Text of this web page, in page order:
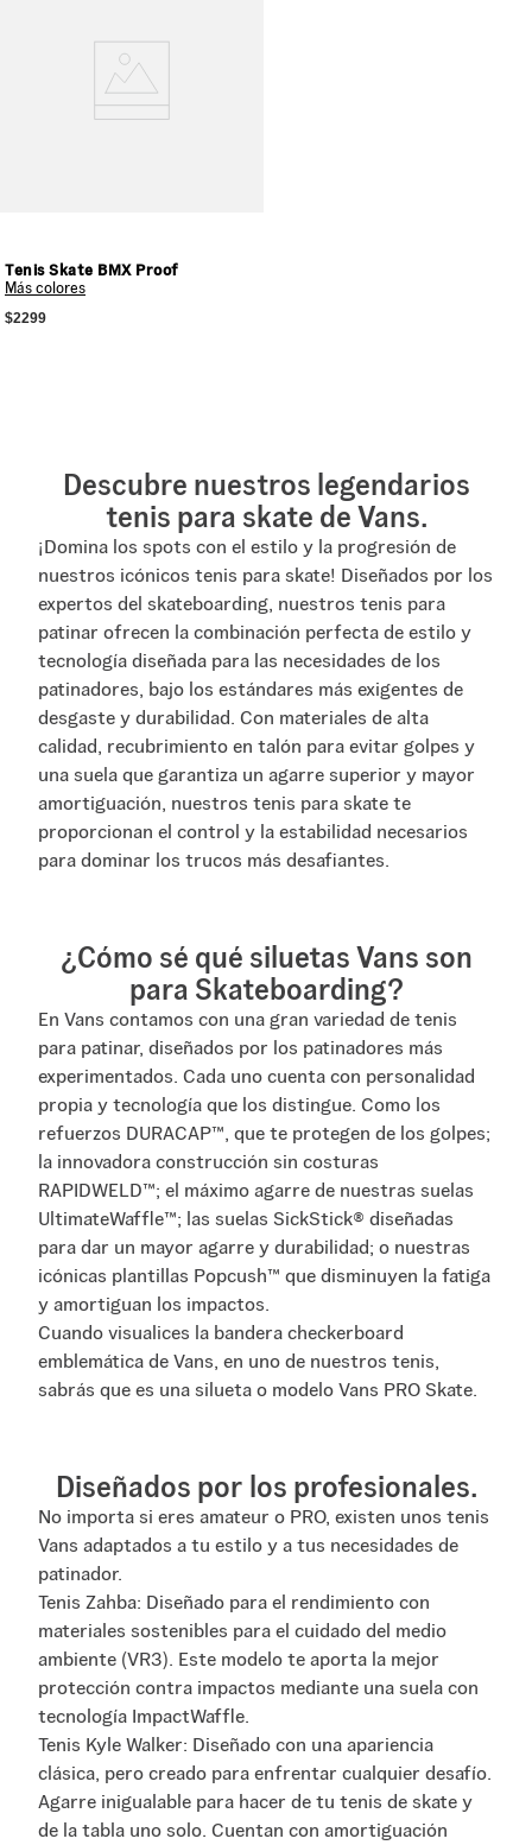
Tenis Skate BMX Proof
Más colores
$2299
Descubre nuestros legendarios
tenis para skate de Vans.
¡Domina los spots con el estilo y la progresión de
nuestros icónicos tenis para skate! Diseñados por los
expertos del skateboarding, nuestros tenis para
patinar ofrecen la combinación perfecta de estilo y
tecnología diseñada para las necesidades de los
patinadores, bajo los estándares más exigentes de
desgaste y durabilidad. Con materiales de alta
calidad, recubrimiento en talón para evitar golpes y
una suela que garantiza un agarre superior y mayor
amortiguación, nuestros tenis para skate te
proporcionan el control y la estabilidad necesarios
para dominar los trucos más desafiantes.
¿Cómo sé qué siluetas Vans son
para Skateboarding?
En Vans contamos con una gran variedad de tenis
para patinar, diseñados por los patinadores más
experimentados. Cada uno cuenta con personalidad
propia y tecnología que los distingue. Como los
refuerzos DURACAP™, que te protegen de los golpes;
la innovadora construcción sin costuras
RAPIDWELD™; el máximo agarre de nuestras suelas
UltimateWaffle™; las suelas SickStick® diseñadas
para dar un mayor agarre y durabilidad; o nuestras
icónicas plantillas Popcush™ que disminuyen la fatiga
y amortiguan los impactos.
Cuando visualices la bandera checkerboard
emblemática de Vans, en uno de nuestros tenis,
sabrás que es una silueta o modelo Vans PRO Skate.
Diseñados por los profesionales.
No importa si eres amateur o PRO, existen unos tenis
Vans adaptados a tu estilo y a tus necesidades de
patinador.
Tenis Zahba: Diseñado para el rendimiento con
materiales sostenibles para el cuidado del medio
ambiente (VR3). Este modelo te aporta la mejor
protección contra impactos mediante una suela con
tecnología ImpactWaffle.
Tenis Kyle Walker: Diseñado con una apariencia
clásica, pero creado para enfrentar cualquier desafío.
Agarre inigualable para hacer de tu tenis de skate y
de la tabla uno solo. Cuentan con amortiguación